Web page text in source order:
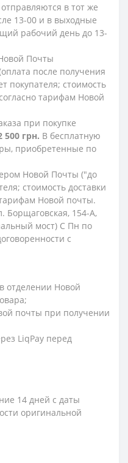
в тот же
13-00 и в выходные
рабочий день до 13-
Почты
после получения
покупателя; стоимость
тарифам Новой
при покупке
500 грн. В бесплатную
приобретенные по
Новой Почты ("до
стоимость доставки
Новой почты.
Борщаговская, 154-А,
мост) С Пн по
с
отделении Новой
почты при получении
LiqPay перед
14 дней с даты
оригинальной